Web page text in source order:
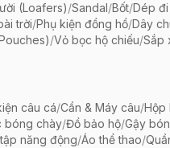
(Loafers)/Sandal/Bốt/Dép
trời/Phụ kiện đồng hồ/Dây
/Vỏ bọc hộ chiếu/Sắp
câu cá/Cần & Máy câu/Hộp
bóng chày/Đồ bảo hộ/Gậy
năng động/Áo thể thao/